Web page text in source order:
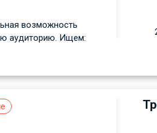
возможность
аудиторию. Ищем: